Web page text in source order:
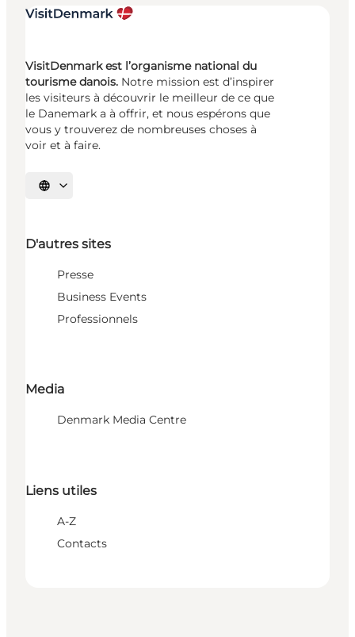
VisitDenmark est l’organisme national du
tourisme danois. Notre mission est d’inspirer
les visiteurs à découvrir le meilleur de ce que
le Danemark a à offrir, et nous espérons que
vous y trouverez de nombreuses choses à
voir et à faire.
Choisissez la langue
D'autres sites
Presse
Business Events
Professionnels
Media
Denmark Media Centre
Liens utiles
A-Z
Contacts